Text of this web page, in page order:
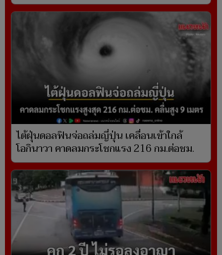
ไต้ฝุ่นดอลฟินจ่อถล่มญี่ปุ่น เคลื่อนเข้าใกล้
โอกินาวา คาดลมกระโชกแรง 216 กม.ต่อชม.